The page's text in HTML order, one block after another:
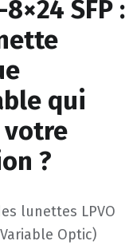
8×24 SFP :
qui
?
lunettes LPVO
Optic)